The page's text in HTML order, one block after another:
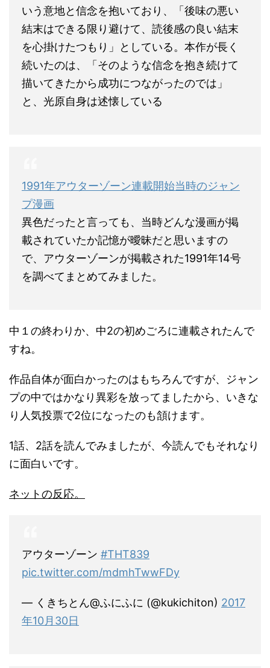
いう意地と信念を抱いており、「後味の悪い
結末はできる限り避けて、読後感の良い結末
を心掛けたつもり」としている。本作が長く
続いたのは、「そのような信念を抱き続けて
描いてきたから成功につながったのでは」
と、光原自身は述懐している
1991年アウターゾーン連載開始当時のジャン
プ漫画
異色だったと言っても、当時どんな漫画が掲
載されていたか記憶が曖昧だと思いますの
で、アウターゾーンが掲載された1991年14号
を調べてまとめてみました。
中１の終わりか、中2の初めごろに連載されたんで
すね。
作品自体が面白かったのはもちろんですが、ジャン
プの中ではかなり異彩を放ってましたから、いきな
り人気投票で2位になったのも頷けます。
1話、2話を読んでみましたが、今読んでもそれなり
に面白いです。
ネットの反応。
アウターゾーン #THT839
pic.twitter.com/mdmhTwwFDy
— くきちとん@ふにふに (@kukichiton) 2017
年10月30日